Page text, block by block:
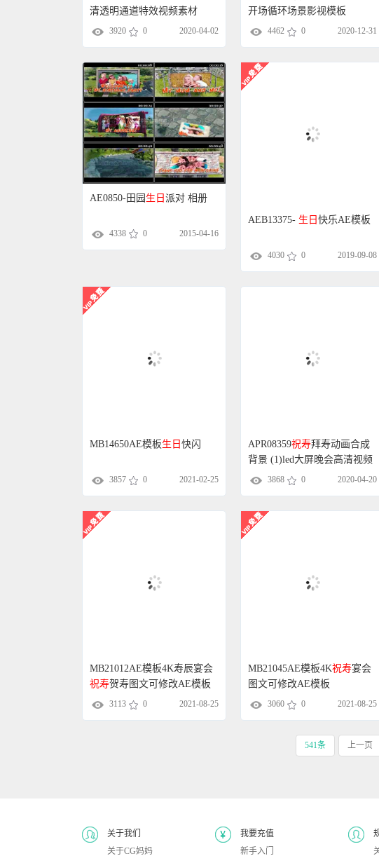
清透明通道特效视频素材
3920 0 2020-04-02
开场循环场景影视模板
4462 0 2020-12-31
AE0850-田园 生日 派对 相册
4338 0 2015-04-16
AEB13375- 生日 快乐AE模板
4030 0 2019-09-08
MB14650AE模板 生日 快闪
3857 0 2021-02-25
APR08359祝寿拜寿动画合成
背景 (1)led大屏晚会高清视频
素材 3868 0 2020-04-20
MB21012AE模板4K寿辰宴会
祝寿贺寿图文可修改AE模板
3113 0 2021-08-25
MB21045AE模板4K祝寿宴会
图文可修改AE模板
3060 0 2021-08-25
541条 上一页
关于我们
关于CG妈妈
我要充值
新手入门